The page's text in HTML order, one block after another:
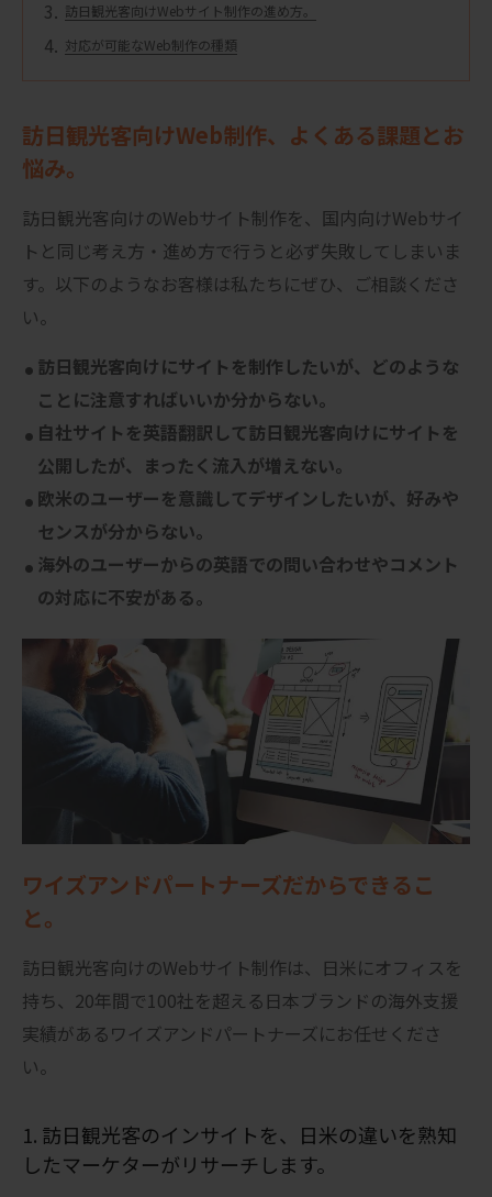
訪日観光客向けWebサイト制作の進め方。
対応が可能なWeb制作の種類
訪日観光客向けWeb制作、よくある課題とお
悩み。
訪日観光客向けのWebサイト制作を、国内向けWebサイ
トと同じ考え方・進め方で行うと必ず失敗してしまいま
す。以下のようなお客様は私たちにぜひ、ご相談くださ
い。
訪日観光客向けにサイトを制作したいが、どのような
ことに注意すればいいか分からない。
自社サイトを英語翻訳して訪日観光客向けにサイトを
公開したが、まったく流入が増えない。
欧米のユーザーを意識してデザインしたいが、好みや
センスが分からない。
海外のユーザーからの英語での問い合わせやコメント
の対応に不安がある。
ワイズアンドパートナーズだからできるこ
と。
訪日観光客向けのWebサイト制作は、日米にオフィスを
持ち、20年間で100社を超える日本ブランドの海外支援
実績があるワイズアンドパートナーズにお任せくださ
い。
1. 訪日観光客のインサイトを、日米の違いを熟知
したマーケターがリサーチします。